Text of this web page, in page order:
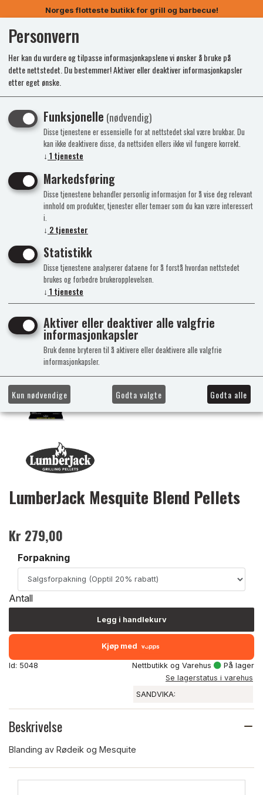
Norges flotteste butikk for grill og barbecue!
LumberJack Mesquite Blend Pellets
Kr 279,00
Forpakning
Antall
Legg i handlekurv
Kjøp med
Id: 5048 Nettbutikk og Varehus
På lager
Se lagerstatus i varehus
SANDVIKA:
Beskrivelse
Blanding av Rødeik og Mesquite
Personvern
Her kan du vurdere og tilpasse informasjonkapslene vi ønsker å bruke på
dette nettstedet. Du bestemmer! Aktiver eller deaktiver informasjonkapsler
etter eget ønske.
Funksjonelle (nødvendig)
Disse tjenestene er essensielle for at nettstedet skal være brukbar. Du
kan ikke deaktivere disse, da nettsiden ellers ikke vil fungere korrekt.
↓ 1 tjeneste
Markedsføring
Disse tjenestene behandler personlig informasjon for å vise deg relevant
innhold om produkter, tjenester eller temaer som du kan være interessert
i.
↓ 2tjenester
Statistikk
Disse tjenestene analyserer dataene for å forstå hvordan nettstedet
brukes og forbedre brukeropplevelsen.
↓ 1 tjeneste
Aktiver eller deaktiver alle valgfrie
informasjonkapsler
Bruk denne bryteren til å aktivere eller deaktivere alle valgfrie
informasjonkapsler.
Kun nødvendige Godta valgte Godta alle